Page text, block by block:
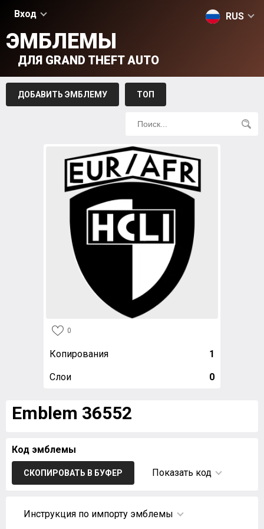
Вход RUS
ЭМБЛЕМЫ
ДЛЯ GRAND THEFT AUTO
ДОБАВИТЬ ЭМБЛЕМУ ТОП
0
Копирования 1
Слои 0
Emblem 36552
Код эмблемы
СКОПИРОВАТЬ В БУФЕР Показать код
Инструкция по импорту эмблемы